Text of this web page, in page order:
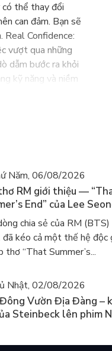
có thể thay đổi
can đảm. Bạn sẽ
Real Confidence:
vượt qua những
dẫm bước ra khỏi
kỹ năng và niềm
bí mật để có
khuyên sâu sắc,
Năm, 06/08/2026
RM giới thiệu —
End” của Lee
bản tiếng Anh sau 4
chia sẻ của RM (BTS)
kéo cả một thế hệ độc
thơ “That Summer’s...
Nhật, 02/08/2026
Vườn Địa Đàng –
Steinbeck lên phim